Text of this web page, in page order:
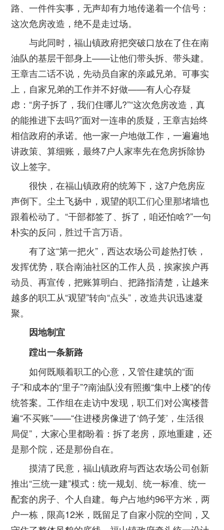
路、一件件实事，无声却有力地传递着一个信号：
这次危房改造，绝不是走过场。
与此同时，福山镇政府把突破口放在了住在南
油队的基层干部身上——让他们带头拆、带头建。
王章吉二话不说，先动员自家的亲戚兄弟。可事实
上，自家兄弟的工作并不好做——有人心存疑
虑：“房子拆了，我们住哪儿?”“这次危房改造，真
的能推进下去吗?”面对一连串的质疑，王章吉始终
相信政府的承诺。他一家一户地做工作，一遍遍地
讲政策、算细账，最终7户人家率先在危房拆除协
议上签字。
很快，在福山镇政府的统筹下，这7户危房应
声倒下。尘土飞扬中，观望的职工们心里那堵墙也
跟着松动了。“干部都签了、拆了，咱还怕啥?”一句
朴实的反问，胜过千言万语。
有了这“第一把火”，西达农场公司趁热打铁，
发挥优势，联合南油社区的工作人员，挨家挨户再
动员、再宣传，把账算明白、把路指清楚，让越来
越多的职工从“观望”转向“点头”，改造共识迅速凝
聚。
因地制宜
蹚出一条新路
如何既顺着职工的心意，又管住建筑的“面
子”和成本的“里子”?南油队没有照搬“集中上楼”的传
统答案。工作组在走访中发现，职工们对公寓楼普
遍“不买账”——“住进楼房像进了‘鸽子笼’，生活很
局促”，大家心里都盼着：拆了老房，原地重建，还
是那个院，还是那份自在。
摸清了民意，福山镇政府与西达农场公司创新
推出“三统一建”模式：统一规划、统一标准、统一
配套的房子、个人自建。每户占地约96平方米，两
户一栋，限高12米，既留足了自家小院的空间，又